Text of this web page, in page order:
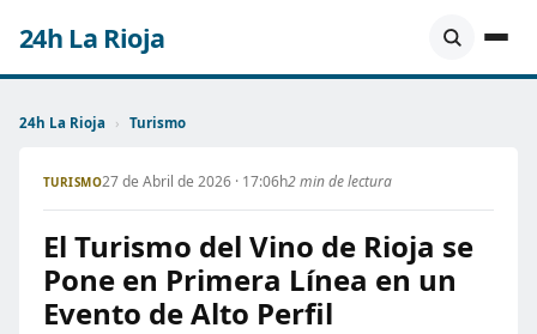
24h La Rioja
24h La Rioja › Turismo
TURISMO27 de Abril de 2026 · 17:06h2 min de lectura
El Turismo del Vino de Rioja se
Pone en Primera Línea en un
Evento de Alto Perfil